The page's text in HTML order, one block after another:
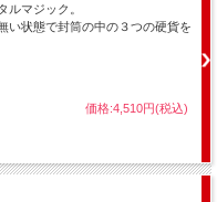
プが登場しました！
が注視する中、じわ～っ
いう驚異の視覚効果です。
たが、このパスケースタイ
高級感がありながらも日用
入りました。
ルマジック。
い状態で封筒の中の３つの硬貨を
価格:4,510円(税込)